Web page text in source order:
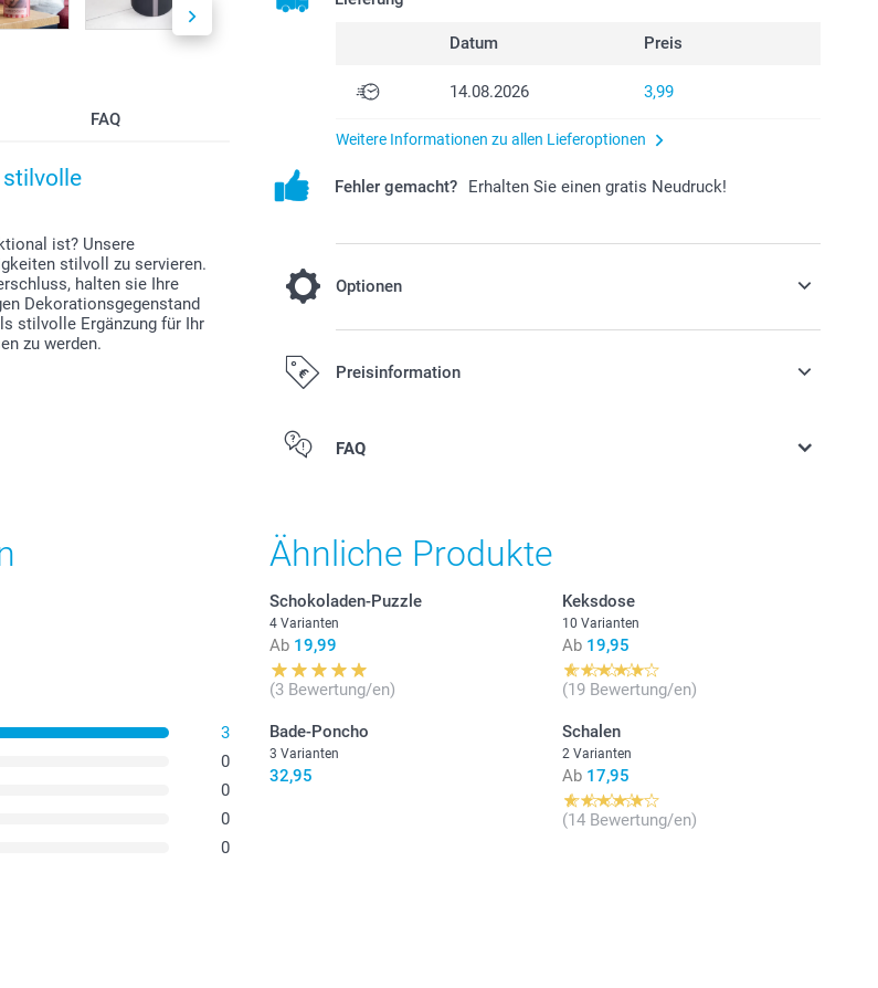
FAQ
ist? Unsere
stilvoll zu servieren.
halten sie Ihre
Dekorationsgegenstand
stilvolle Ergänzung für Ihr
zu werden.
Datum Preis
14.08.2026 3,99
Weitere Informationen zu allen Lieferoptionen
Fehler gemacht? Erhalten Sie einen gratis Neudruck!
Optionen
Füllen Sie Ihre Gastgeschenke mit Süssigkeiten!
Preis und Verfügbarkeit der Optionen
Gummibärchen in diversen Geschmacksrichtungen im 1kg Pack
12 Zuckerketten mit bunten Zuckerperlen
Nährwertangaben der
Gummibärchen & Herzchen
oderZuckerketten
finden Sie hier. Ausserhalb der Reichweite von Kindern unter 3 Jahren
aufbewahren
Preisinformation
Alle Preise verstehen sich in EURO (€) inkl. MwSt. und zzgl.
FAQ
3
0
0
0
0
Ähnliche Produkte
Schokoladen-Puzzle
4 Varianten
Ab 19,99
(3 Bewertung/en)
Keksdose
10 Varianten
Ab 19,95
(19 Bewertung/en)
Bade-Poncho
3 Varianten
32,95
Schalen
2 Varianten
Ab 17,95
(14 Bewertung/en)